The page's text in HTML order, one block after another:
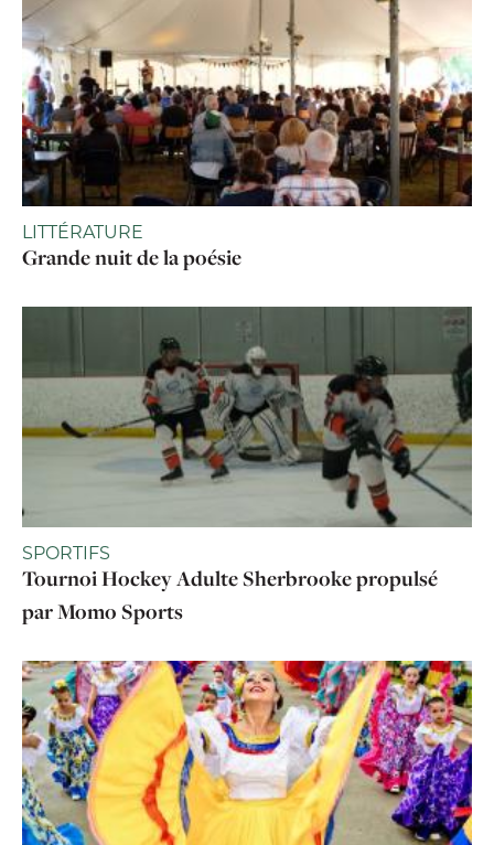
LITTÉRATURE
Grande nuit de la poésie
SPORTIFS
Tournoi Hockey Adulte Sherbrooke propulsé
par Momo Sports